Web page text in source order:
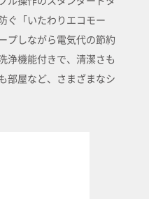
ぐ「いたわりエコモー
プしながら電気代の節約
浄機能付きで、清潔さも
部屋など、さまざまなシ